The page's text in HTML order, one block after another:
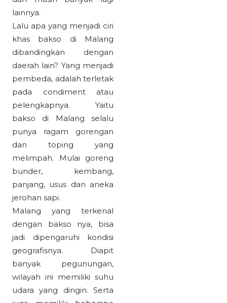
lainnya.
Lalu apa yang menjadi ciri
khas bakso di Malang
dibandingkan dengan
daerah lain? Yang menjadi
pembeda, adalah terletak
pada condiment atau
pelengkapnya. Yaitu
bakso di Malang selalu
punya ragam gorengan
dan toping yang
melimpah. Mulai goreng
bunder, kembang,
panjang, usus dan aneka
jerohan sapi.
Malang yang terkenal
dengan bakso nya, bisa
jadi dipengaruhi kondisi
geografisnya. Diapit
banyak pegunungan,
wilayah ini memiliki suhu
udara yang dingin. Serta